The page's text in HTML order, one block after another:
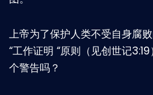
上帝为了保护人类不受自身腐
“工作证明 “原则（见创世记
个警告吗？